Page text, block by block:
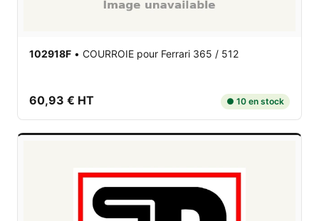
102918F • COURROIE pour Ferrari 365 / 512
60,93 € HT ● 10 en stock